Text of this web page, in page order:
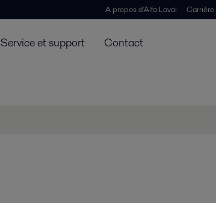
A propos d'Alfa Laval Carrière
Service et support Contact